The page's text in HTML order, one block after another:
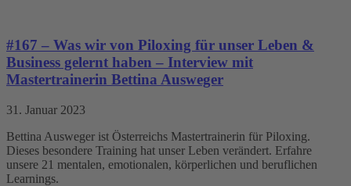
#167 – Was wir von Piloxing für unser Leben &
Business gelernt haben – Interview mit
Mastertrainerin Bettina Ausweger
31. Januar 2023
Bettina Ausweger ist Österreichs Mastertrainerin für Piloxing.
Dieses besondere Training hat unser Leben verändert. Erfahre
unsere 21 mentalen, emotionalen, körperlichen und beruflichen
Learnings.